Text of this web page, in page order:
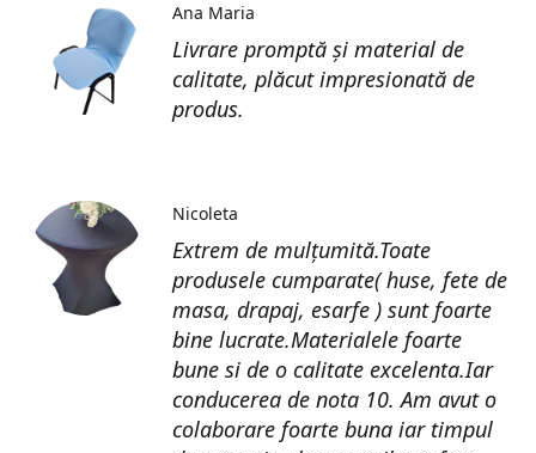
Livrare promptă și material de
calitate, plăcut impresionată de
produs.
Ana Maria
Extrem de mulțumită.Toate
produsele cumparate( huse, fete de
masa, drapaj, esarfe ) sunt foarte
bine lucrate.Materialele foarte
bune si de o calitate excelenta.Iar
conducerea de nota 10. Am avut o
colaborare foarte buna iar timpul
Nicoleta